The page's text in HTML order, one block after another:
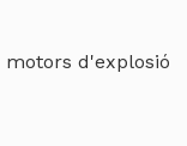
d'explosió